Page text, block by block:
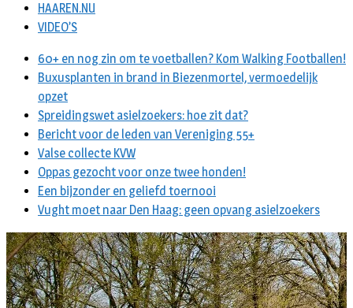
HAAREN.NU
VIDEO’S
60+ en nog zin om te voetballen? Kom Walking Footballen!
Buxusplanten in brand in Biezenmortel, vermoedelijk
opzet
Spreidingswet asielzoekers: hoe zit dat?
Bericht voor de leden van Vereniging 55+
Valse collecte KVW
Oppas gezocht voor onze twee honden!
Een bijzonder en geliefd toernooi
Vught moet naar Den Haag: geen opvang asielzoekers